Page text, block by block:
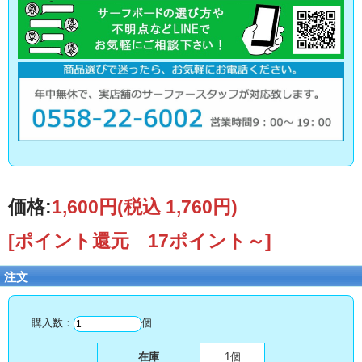
価格:1,600円(税込 1,760円)
[ポイント還元 17ポイント～]
注文
購入数： 個
在庫 1個